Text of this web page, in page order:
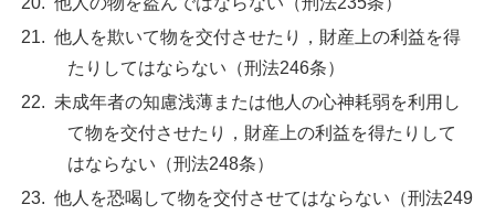
他人を欺いて物を交付させたり，財産上の利益を得
たりしてはならない（刑法246条）
未成年者の知慮浅薄または他人の心神耗弱を利用し
て物を交付させたり，財産上の利益を得たりして
はならない（刑法248条）
他人を恐喝して物を交付させてはならない（刑法249